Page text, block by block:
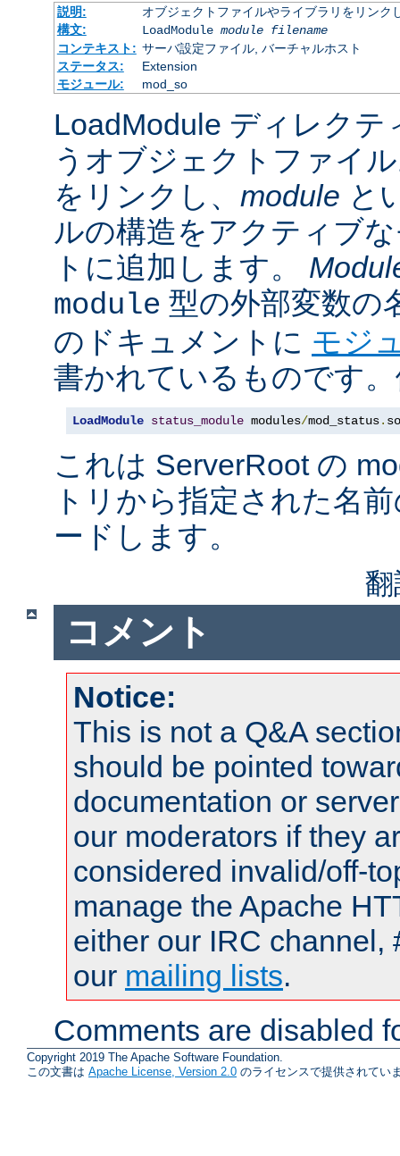
説明:
オブジェクトファイルやライブラリをリン
構文:
LoadModule module filename
コンテキスト: サーバ設定ファイル, バーチャルホスト
ステータス:
Extension
モジュール:
mod_so
LoadModule ディレク
うオブジェクトファイ
をリンクし、 module と
ルの構造をアクティブ
トに追加します。
module 型の外部変数の
のドキュメントに モジ
書かれているものです
LoadModule status_module modules/mod_status. so
これは ServerRoot の
トリから指定された名
ードします。
コメント
Notice:
This is not a Q&A
should be pointed
documentation or
our moderators if they
considered invalid/off-
manage the Apache
either our IRC channel,
our mailing lists.
Comments are disabled
Copyright 2019 The Apache Software Foundation.
この文書は Apache License, Version 2.0 のライセンスで提供されてい